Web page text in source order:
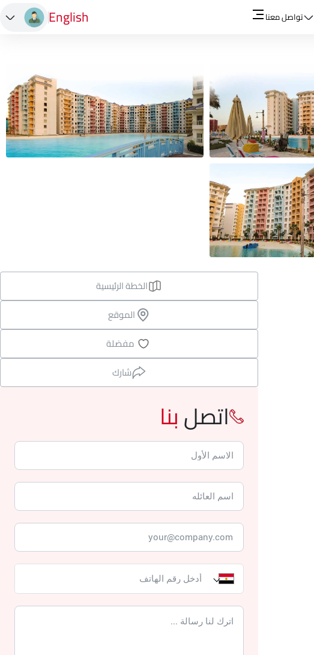
تواصل معنا English
الخطة الرئيسية
الموقع
مفضلة
شارك
اتصلبنا